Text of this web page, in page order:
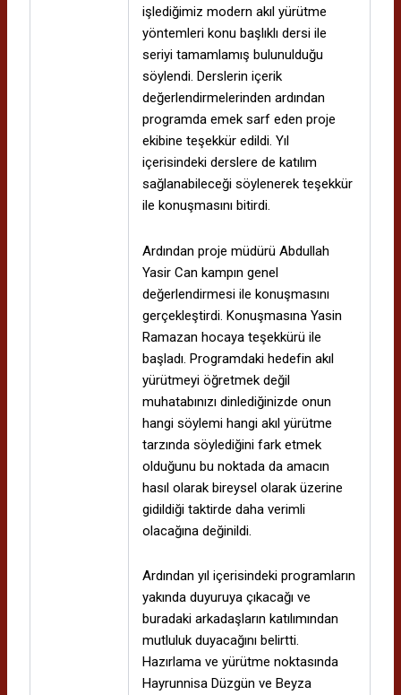
işlediğimiz modern akıl yürütme
yöntemleri konu başlıklı dersi ile
seriyi tamamlamış bulunulduğu
söylendi. Derslerin içerik
değerlendirmelerinden ardından
programda emek sarf eden proje
ekibine teşekkür edildi. Yıl
içerisindeki derslere de katılım
sağlanabileceği söylenerek teşekkür
ile konuşmasını bitirdi.
Ardından proje müdürü Abdullah
Yasir Can kampın genel
değerlendirmesi ile konuşmasını
gerçekleştirdi. Konuşmasına Yasin
Ramazan hocaya teşekkürü ile
başladı. Programdaki hedefin akıl
yürütmeyi öğretmek değil
muhatabınızı dinlediğinizde onun
hangi söylemi hangi akıl yürütme
tarzında söylediğini fark etmek
olduğunu bu noktada da amacın
hasıl olarak bireysel olarak üzerine
gidildiği taktirde daha verimli
olacağına değinildi.
Ardından yıl içerisindeki programların
yakında duyuruya çıkacağı ve
buradaki arkadaşların katılımından
mutluluk duyacağını belirtti.
Hazırlama ve yürütme noktasında
Hayrunnisa Düzgün ve Beyza